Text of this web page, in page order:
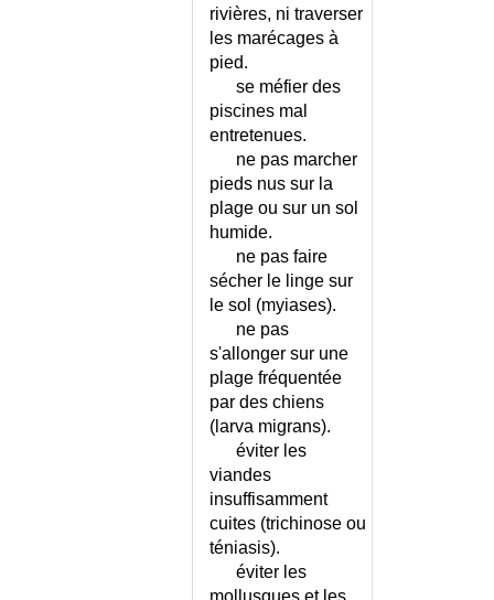
rivières, ni traverser
les marécages à
pied.
se méfier des
piscines mal
entretenues.
ne pas marcher
pieds nus sur la
plage ou sur un sol
humide.
ne pas faire
sécher le linge sur
le sol (myiases).
ne pas
s'allonger sur une
plage fréquentée
par des chiens
(larva migrans).
éviter les
viandes
insuffisamment
cuites (trichinose ou
téniasis).
éviter les
mollusques et les